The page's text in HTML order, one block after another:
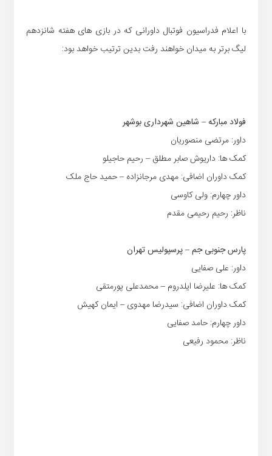
با اعلام فدراسیون فوتبال داورانی که در بازی های هفته شانزدهم
لیگ برتر به میدان خواهند رفت بدین ترتیب خواهد بود:
فولاد مبارکه – شاهین شهرداری بوشهر
داور: مرتضی منصوریان
کمک ها: داریوش صابر مطلق – رحیم حاجیلو
کمک داوران اضافی: مهدی مرجانزاده – حمید حاج ملک
داور چهارم: ولی کاوسی
ناظر: رحیم رحیمی مقدم
پارس جنوبی جم – پرسپولیس تهران
داور: علی صفایی
کمک ها: علیرضا ایلدروم – محمدعلی پورمتقی
کمک داوران اضافی: سیدرضا مهدوی – ایمان کهیش
داور چهارم: حامد صفایی
ناظر: محمود رفیعی